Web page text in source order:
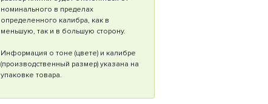
номинального в пределах
определенного калибра, как в
меньшую, так и в большую сторону.
Информация о тоне (цвете) и калибре
(производственный размер) указана на
упаковке товара.